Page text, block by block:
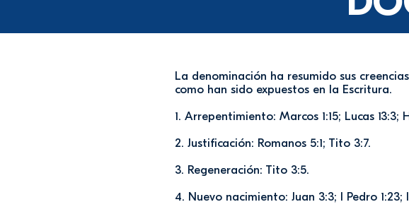
La denominación ha resumido sus
como han sido expuestos en la Escritura.
1. Arrepentimiento: Marcos 1:15; Lucas 13:3;
2. Justificación: Romanos 5:1; Tito 3:7.
3. Regeneración: Tito 3:5.
4. Nuevo nacimiento: Juan 3:3; I Pedro 1:23;